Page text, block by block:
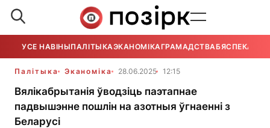
УСЕ НАВІНЫПАЛІТЫКАЭКАНОМІКАГРАМАДСТВАБЯСПЕКА
Палітыка Эканоміка 28.06.2025 12:15
Вялікабрытанія ўводзіць паэтапнае
падвышэнне пошлін на азотныя ўгнаенні з
Беларусі